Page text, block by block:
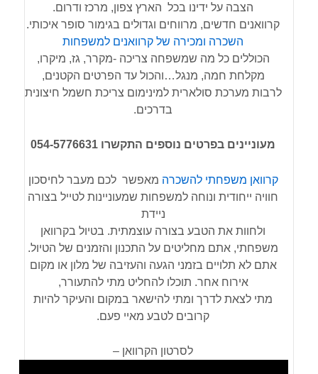
הצבה על ידינו בכל הארץ צפון, מרכז ודרום.
קרוואנים חדשים, מרווחים וגדולים בגימור סופר איכותי.
השכרה ומכירה של קרוואנים למשפחות
הכוללים כל מה שמשפחה צריכה -מקרר, גז, מיקרו,
מקלחת חמה, מנגל…והכול עד הפרטים הקטנים,
לרבות מערכת סולארית למינימום צריכת חשמל חיצונית
בדרכים.
מעוניינים בפרטים נוספים התקשרו 054-5776631
קרוואן משפחתי להשכרה מאפשר לכם מעבר לחיסכון
חוויה ייחודית ונוחה למשפחות שמעוניינות לטייל בצורה
ניידת
ולחוות את הטבע בצורה עוצמתית. בטיול בקרוואן
משפחתי, אתם מחליטים על התכנון והזמנים של הטיול.
אתם לא תלויים בזמני הגעה והעזיבה של מלון או מקום
אירוח אחר. תוכלו להחליט מתי להתעורר,
מתי לצאת לדרך ומתי להישאר במקום והעיקר להיות
קרובים לטבע מאיי פעם.
לסרטון הקרוואן –